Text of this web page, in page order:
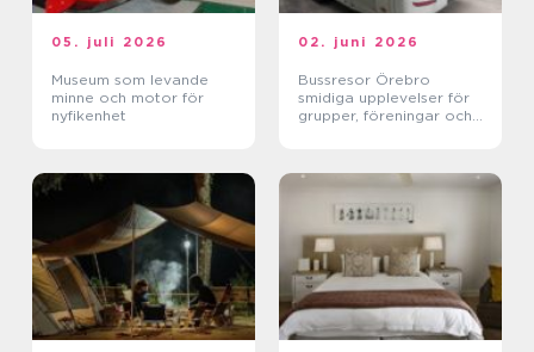
05. juli 2026
Museum som levande
minne och motor för
nyfikenhet
02. juni 2026
Bussresor Örebro
smidiga upplevelser för
grupper, föreningar och